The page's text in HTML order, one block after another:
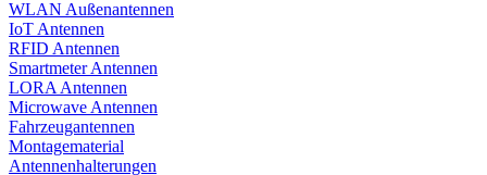
WLAN Außenantennen
IoT Antennen
RFID Antennen
Smartmeter Antennen
LORA Antennen
Microwave Antennen
Fahrzeugantennen
Montagematerial
Antennenhalterungen